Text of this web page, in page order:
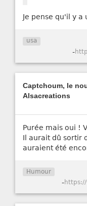
Je pense qu'il y a
usa
-
Captchoum, le
Alsacreations
Purée mais oui !
Il aurait dû sortir
auraient été
Humour
-